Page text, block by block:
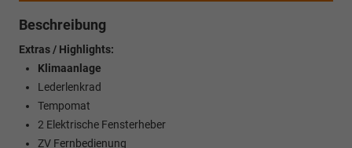
Beschreibung
Extras / Highlights:
Klimaanlage
Lederlenkrad
Tempomat
2 Elektrische Fensterheber
ZV Fernbedienung